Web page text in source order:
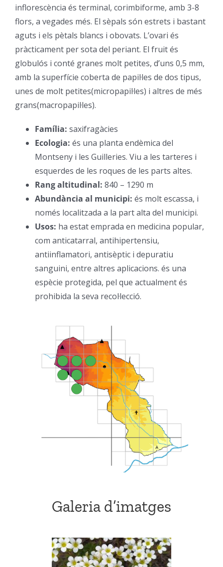
inflorescència és terminal, corimbiforme, amb 3-8
flors, a vegades més. El sèpals són estrets i bastant
aguts i els pètals blancs i obovats. L’ovari és
pràcticament per sota del periant. El fruit és
globulós i conté granes molt petites, d’uns 0,5 mm,
amb la superfície coberta de papil·les de dos tipus,
unes de molt petites(micropapil·les) i altres de més
grans(macropapil·les).
Família: saxifragàcies
Ecologia: és una planta endèmica del
Montseny i les Guilleries. Viu a les tarteres i
esquerdes de les roques de les parts altes.
Rang altitudinal: 840 – 1290 m
Abundància al municipi: és molt escassa, i
només localitzada a la part alta del municipi.
Usos: ha estat emprada en medicina popular,
com anticatarral, antihipertensiu,
antiinflamatori, antisèptic i depuratiu
sanguini, entre altres aplicacions. és una
espècie protegida, pel que actualment és
prohibida la seva recol·lecció.
Galeria d’imatges